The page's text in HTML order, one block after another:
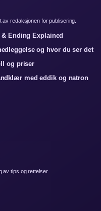
redaksjonen for publisering.
Ending Explained
og hvor du ser det
og priser
med eddik og natron
av tips og rettelser.